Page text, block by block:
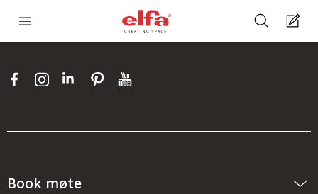
Book møte